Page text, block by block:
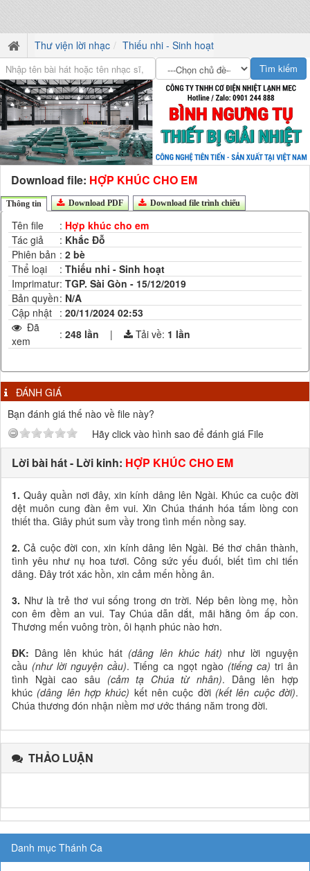
Thư viện lời nhạc Thiếu nhi - Sinh hoạt
Download file: HỢP KHÚC CHO EM
Thông tin Download PDF Download file trình chiếu
Tên file : Hợp khúc cho em
Tác giả
: Khắc Đỗ
Phiên bản : 2 bè
Thể loại
: Thiếu nhi - Sinh hoạt
Imprimatur: TGP. Sài Gòn - 15/12/2019
Bản quyền: N/A
Cập nhật : 20/11/2024 02:53
Đã
xem
: 248 lần | Tải về: 1 lần
ĐÁNH GIÁ
Bạn đánh giá thế nào về file này?
Hãy click vào hình sao để đánh giá File
Lời bài hát - Lời kinh: HỢP KHÚC CHO EM
1.Quây quần nơi đây, xin kính dâng lên Ngài. Khúc ca cuộc đời
dệt muôn cung đàn êm vui. Xin Chúa thánh hóa tấm lòng con
thiết tha. Giây phút sum vầy trong tình mến nồng say.
2.Cả cuộc đời con, xin kính dâng lên Ngài. Bé thơ chân thành,
tình yêu như nụ hoa tươi. Công sức yếu đuối, biết tìm chi tiến
dâng. Đây trót xác hồn, xin cảm mến hồng ân.
3. Như là trẻ thơ vui sống trong ơn trời. Nép bên lòng mẹ, hồn
con êm đềm an vui. Tay Chúa dẫn dắt, mãi hằng ôm ấp con.
Thương mến vuông tròn, ôi hạnh phúc nào hơn.
ĐK: Dâng lên khúc hát (dâng lên khúc hát) như lời nguyện
cầu (như lời nguyện cầu). Tiếng ca ngọt ngào (tiếng ca) tri ân
tình Ngài cao sâu (cảm tạ Chúa từ nhân). Dâng lên hợp
khúc (dâng lên hợp khúc) kết nên cuộc đời (kết lên cuộc đời).
Chúa thương đón nhận niềm mơ ước tháng năm trong đời.
THẢO LUẬN
Danh mục Thánh Ca